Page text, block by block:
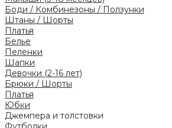
Боди / Комбинезоны / Ползунки
Штаны / Шорты
Платья
Белье
Пеленки
Шапки
Девочки (2-16 лет)
Брюки / Шорты
Платья
Юбки
Джемпера и толстовки